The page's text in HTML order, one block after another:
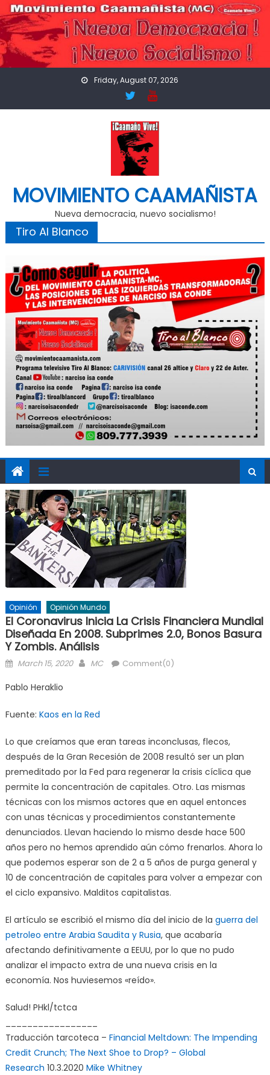
Skip
to
content
Friday, August 07, 2026
MOVIMIENTO CAAMAÑISTA
Nueva democracia, nuevo socialismo!
Tiro Al Blanco
Opinión Opinión Mundo
El Coronavirus Inicia La Crisis Financiera Mundial
Diseñada En 2008. Subprimes 2.0, Bonos Basura
Y Zombis. Análisis
Posted
March 15, 2020 Author
MC Comment(0)
Pablo Heraklio
Fuente: Kaos en la Red
Lo que creíamos que eran tareas inconclusas, flecos,
después de la Gran Recesión de 2008 resultó ser un plan
premeditado por la Fed para regenerar la crisis cíclica que
permite la concentración de capitales. Otro. Las mismas
técnicas con los mismos actores que en aquel entonces
con unas técnicas y procedimientos constantemente
denunciados. Llevan haciendo lo mismo desde hace 500
años pero no hemos aprendido aún cómo frenarlos. Ahora lo
que podemos esperar son de 2 a 5 años de purga general y
10 de concentración de capitales para volver a empezar con
el ciclo expansivo. Malditos capitalistas.
El artículo se escribió el mismo día del inicio de la guerra del
petroleo entre Arabia Saudita y Rusia, que acabaría
afectando definitivamente a EEUU, por lo que no pudo
analizar el impacto extra de una nueva crisis en la
economía. Nos huviesemos «reído».
Salud! PHkl/tctca
Traducción tarcoteca – Financial Meltdown: The Impending
Credit Crunch; The Next Shoe to Drop? – Global
Research 10.3.2020 Mike Whitney